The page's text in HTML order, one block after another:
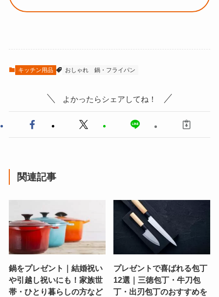
キッチン用品 おしゃれ 鍋・フライパン
よかったらシェアしてね！
関連記事
鍋をプレゼント｜結婚祝い
や引越し祝いにも！家族世
帯・ひとり暮らしの方など
プレゼントで喜ばれる包丁
12選｜三徳包丁・牛刀包
丁・出刃包丁のおすすめを